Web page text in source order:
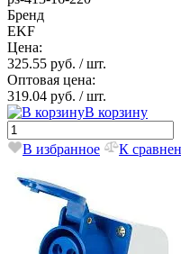
Бренд
EKF
Цена:
325.55 руб. / шт.
Оптовая цена:
319.04 руб. / шт.
В корзину
В избранное К